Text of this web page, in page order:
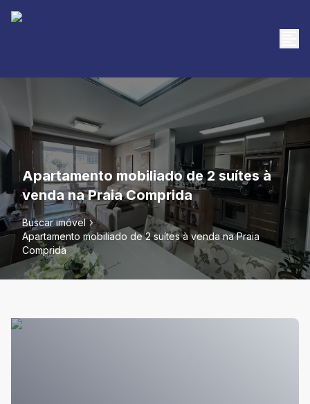
Apartamento mobiliado de 2 suítes à
venda na Praia Comprida
Buscar imóvel
Apartamento mobiliado de 2 suítes à venda na Praia
Comprida